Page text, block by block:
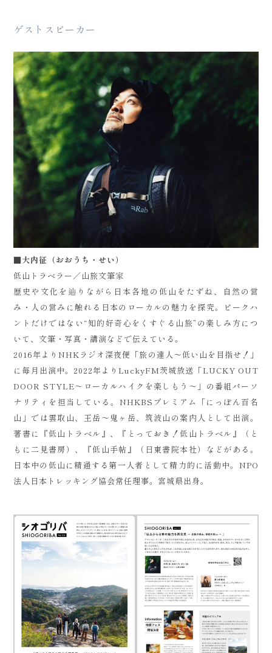
ゲストスピーカー
■大内征（おおうち・せい）
低山トラベラー／山旅文筆家
歴史や文化を辿りながら日本各地の低山をたずね、自然の営
み・人の営みに触れる日本のローカルの魅力を探究。ピークハ
ントだけではない“知的好奇心をくすぐる山旅”の楽しみ方につ
いて、文筆・写真・講演などで伝えている。
2016年よりNHKラジオ深夜便「旅の達人～低い山を目指せ！」
に毎月出演中。2022年よりLuckyFM茨城放送「LUCKY OUT
DOOR STYLE～ローカルハイクを楽しもう～」の番組パーソ
ナリティを担当している。NHKBSプレミアム「にっぽん百名
山」では雲取山、王岳～鬼ヶ岳、筑波山の案内人として出演。
著書に『低山トラベル』、『とっておき！低山トラベル』（と
もに二見書房）、『低山手帖』（日東書院本社）などがある。
日本中の低山に精通する第一人者として精力的に活動中。NPO
法人日本トレッキング協会常任理事。宮城県出身。